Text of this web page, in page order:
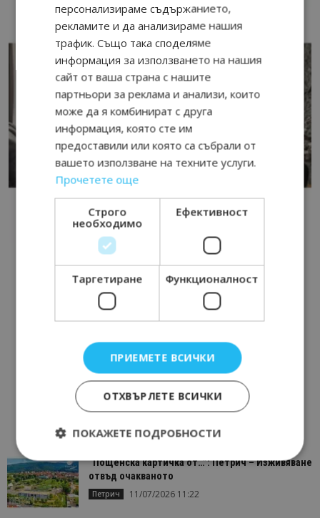
“Пощенска картичка от…”: Петрич – Изживяване
отвъд очакваното
Петрич 11/07/2026 11:22
персонализираме съдържанието,
рекламите и да анализираме нашия
трафик. Също така споделяме
информация за използването на нашия
сайт от ваша страна с нашите
партньори за реклама и анализи, които
може да я комбинират с друга
информация, която сте им
предоставили или която са събрали от
вашето използване на техните услуги.
Прочетете още
Строго
необходимо
Ефективност
Таргетиране Функционалност
ПРИЕМЕТЕ ВСИЧКИ
ОТХВЪРЛЕТЕ ВСИЧКИ
ПОКАЖЕТЕ ПОДРОБНОСТИ
Строго необходимо
Ефективност